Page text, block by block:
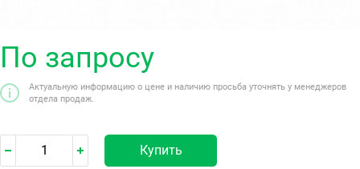
По запросу
Актуальную информацию о цене и наличию просьба уточнять у менеджеров
отдела продаж.
Купить